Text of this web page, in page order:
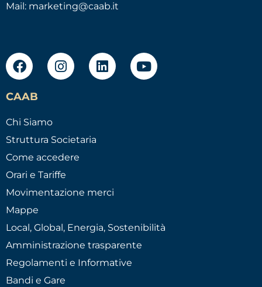
Mail: marketing@caab.it
CAAB
Chi Siamo
Struttura Societaria
Come accedere
Orari e Tariffe
Movimentazione merci
Mappe
Local, Global, Energia, Sostenibilità
Amministrazione trasparente
Regolamenti e Informative
Bandi e Gare